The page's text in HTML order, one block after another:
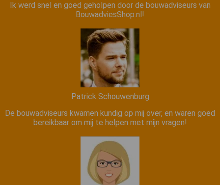
Ik werd snel en goed geholpen door de bouwadviseurs van
BouwadviesShop.nl!
Patrick Schouwenburg
De bouwadviseurs kwamen kundig op mij over, en waren goed
bereikbaar om mij te helpen met mijn vragen!